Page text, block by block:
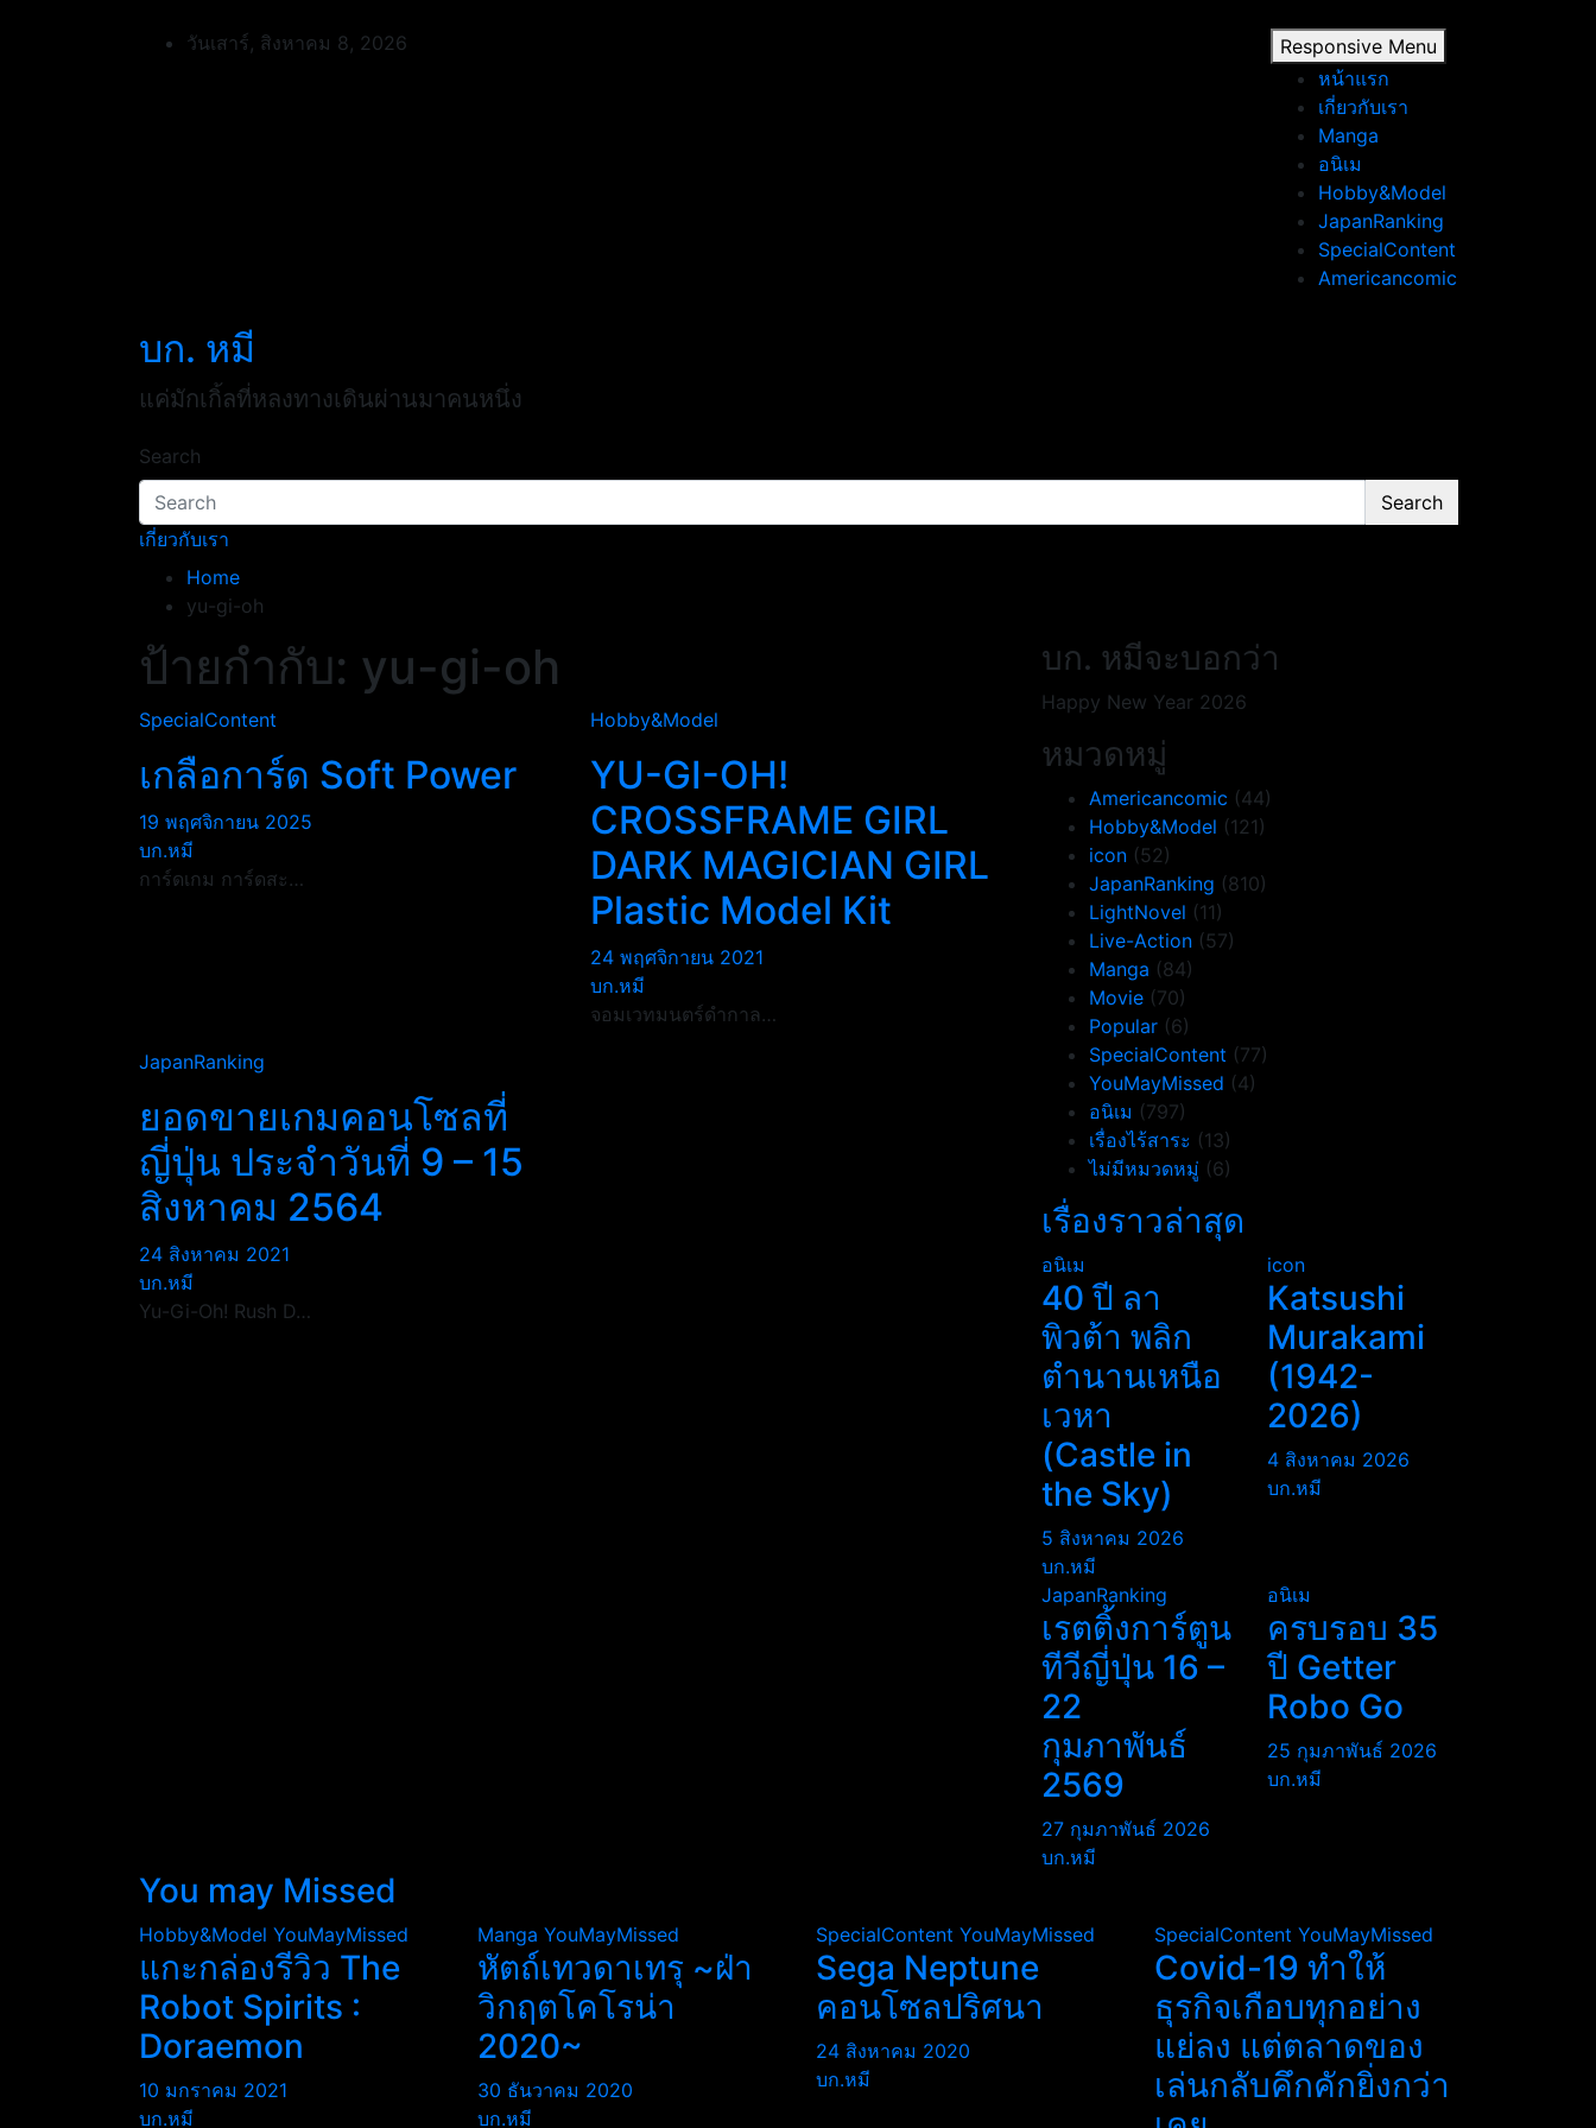
วันเสาร์, สิงหาคม 8, 2026
Responsive Menu
หน้าแรก
เกี่ยวกับเรา
Manga
อนิเม
Hobby&Model
JapanRanking
SpecialContent
Americancomic
บก. หมี
แค่มักเกิ้ลที่หลงทางเดินผ่านมาคนหนึ่ง
Search
Search
เกี่ยวกับเรา
Home
yu-gi-oh
ป้ายกำกับ: yu-gi-oh
SpecialContent
เกลือการ์ด Soft Power
19 พฤศจิกายน 2025
บก.หมี
การ์ดเกม การ์ดสะ…
Hobby&Model
YU-GI-OH!
CROSSFRAME GIRL
DARK MAGICIAN GIRL
Plastic Model Kit
24 พฤศจิกายน 2021
บก.หมี
จอมเวทมนตร์ดำกาล…
JapanRanking
ยอดขายเกมคอนโซลที่
ญี่ปุ่น ประจำวันที่ 9 – 15
สิงหาคม 2564
24 สิงหาคม 2021
บก.หมี
Yu-Gi-Oh! Rush D…
บก. หมีจะบอกว่า
Happy New Year 2026
หมวดหมู่
Americancomic (44)
Hobby&Model (121)
icon (52)
JapanRanking (810)
LightNovel (11)
Live-Action (57)
Manga (84)
Movie (70)
Popular (6)
SpecialContent (77)
YouMayMissed (4)
อนิเม (797)
เรื่องไร้สาระ (13)
ไม่มีหมวดหมู่ (6)
เรื่องราวล่าสุด
อนิเม
40 ปี ลา
พิวต้า พลิก
ตำนานเหนือ
เวหา
(Castle in
the Sky)
5 สิงหาคม 2026
บก.หมี
icon
Katsushi
Murakami
(1942-
2026)
4 สิงหาคม 2026
บก.หมี
JapanRanking
เรตติ้งการ์ตูน
ทีวีญี่ปุ่น 16 –
22
กุมภาพันธ์
2569
27 กุมภาพันธ์ 2026
บก.หมี
อนิเม
ครบรอบ 35
ปี Getter
Robo Go
25 กุมภาพันธ์ 2026
บก.หมี
You may Missed
Hobby&Model YouMayMissed
แกะกล่องรีวิว The
Robot Spirits :
Doraemon
10 มกราคม 2021
บก.หมี
Manga YouMayMissed
หัตถ์เทวดาเทรุ ~ฝ่า
วิกฤตโคโรน่า
2020~
30 ธันวาคม 2020
บก.หมี
SpecialContent YouMayMissed
Sega Neptune
คอนโซลปริศนา
24 สิงหาคม 2020
บก.หมี
SpecialContent YouMayMissed
Covid-19 ทำให้
ธุรกิจเกือบทุกอย่าง
แย่ลง แต่ตลาดของ
เล่นกลับคึกคักยิ่งกว่า